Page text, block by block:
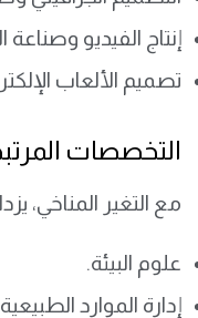
إنتاج الفيديو وصناعة
تصميم الألعاب
التخصصات
مع التغير المناخي،
علوم البيئة.
إدارة الموارد